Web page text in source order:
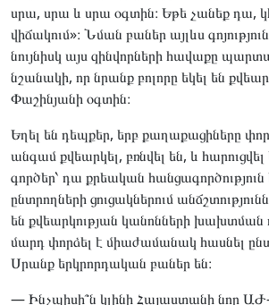
սրա, սրա և սրա օգտին։ Եթե չանեք դա,
վիճակում»։ Նման բաներ այլևս
նույնիսկ այս զինվորների հավաքը
նշանակի, որ նրանք բոլորը եկել են
Փաշինյանի օգտին։
Եղել են դեպքեր, երբ քաղաքացիները
անգամ քվեարկել, բռնվել են, և
գործեր՝ դա քրեական հանցագործություն
ընտրողների ցուցակներում
են քվեարկության կանոնների խախտման
մարդ փորձել է միաժամանակ հասնել
Սրանք երկրորդական բաներ են։
— Ինչպիսի՞ն կլինի Հայաստանի նոր